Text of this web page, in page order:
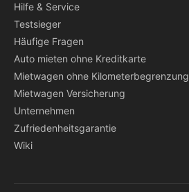
Hilfe & Service
Testsieger
Häufige Fragen
Auto mieten ohne Kreditkarte
Mietwagen ohne Kilometerbegrenzung
Mietwagen Versicherung
Unternehmen
Zufriedenheitsgarantie
Wiki